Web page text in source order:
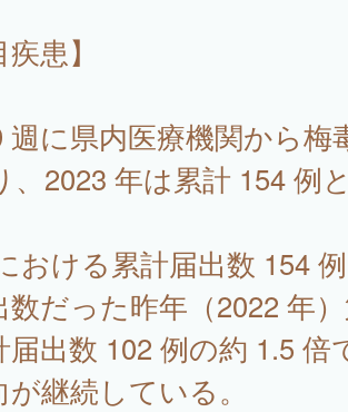
患】
週に県内医療機関から梅
、2023 年は累計 154 例
おける累計届出数 154
だった昨年（2022 年
出数 102 例の約 1.5 倍
継続している。